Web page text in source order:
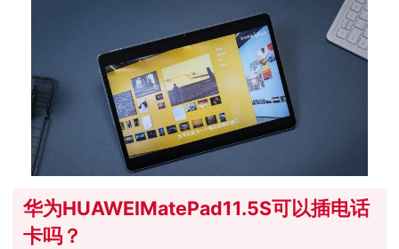
华为HUAWEIMatePad11.5S可以插电话
卡吗？